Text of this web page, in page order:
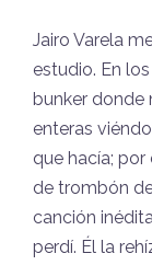
Jairo Varela
estudio. En
bunker donde
enteras
que hacía;
de trombón
canción
perdí. Él la